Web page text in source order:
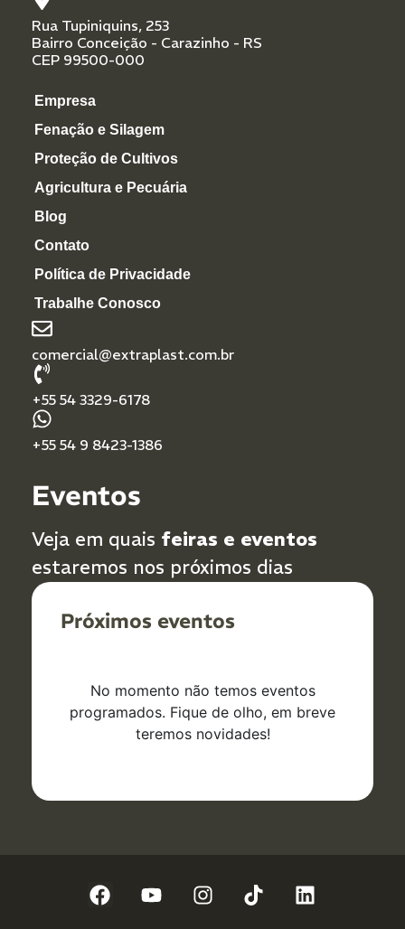
Rua Tupiniquins, 253
Bairro Conceição - Carazinho - RS
CEP 99500-000
Empresa
Fenação e Silagem
Proteção de Cultivos
Agricultura e Pecuária
Blog
Contato
Política de Privacidade
Trabalhe Conosco
comercial@extraplast.com.br
+55 54 3329-6178
+55 54 9 8423-1386
Eventos
Veja em quais feiras e eventos
estaremos nos próximos dias
Próximos eventos
No momento não temos eventos
programados. Fique de olho, em breve
teremos novidades!